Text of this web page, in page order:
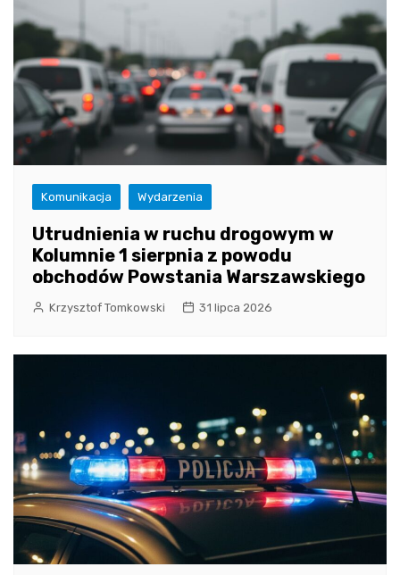
Komunikacja Wydarzenia
Utrudnienia w ruchu drogowym w
Kolumnie 1 sierpnia z powodu
obchodów Powstania Warszawskiego
Krzysztof Tomkowski 31 lipca 2026